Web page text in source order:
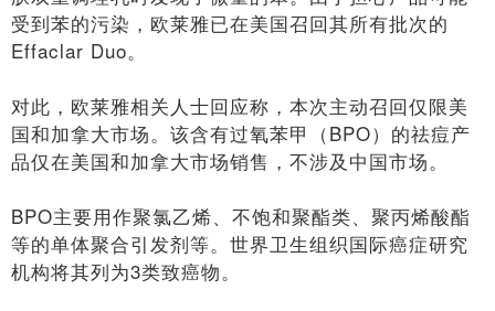
受到苯的污染，欧莱雅已在美国召回其所有批次的
Effaclar Duo。
对此，欧莱雅相关人士回应称，本次主动召回仅限美
国和加拿大市场。该含有过氧苯甲（BPO）的祛痘产
品仅在美国和加拿大市场销售，不涉及中国市场。
BPO主要用作聚氯乙烯、不饱和聚酯类、聚丙烯酸酯
等的单体聚合引发剂等。世界卫生组织国际癌症研究
机构将其列为3类致癌物。